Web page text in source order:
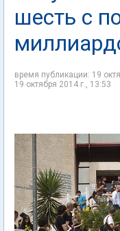
шесть с
время публикации: 19
19 октября 2014 г., 13:53